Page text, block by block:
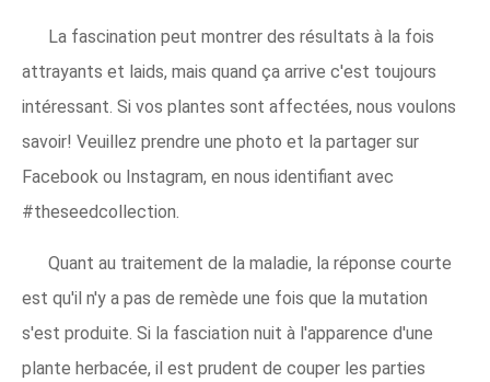
La fascination peut montrer des résultats à la fois
attrayants et laids, mais quand ça arrive c'est toujours
intéressant. Si vos plantes sont affectées, nous voulons
savoir! Veuillez prendre une photo et la partager sur
Facebook ou Instagram, en nous identifiant avec
#theseedcollection.
Quant au traitement de la maladie, la réponse courte
est qu'il n'y a pas de remède une fois que la mutation
s'est produite. Si la fasciation nuit à l'apparence d'une
plante herbacée, il est prudent de couper les parties